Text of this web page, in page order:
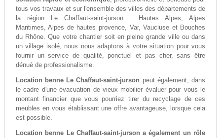
tous vos travaux et sur l'ensemble des villes des départements de
la région Le Chaffaut-saint-jurson : Hautes Alpes, Alpes
Maritimes, Alpes de hautes provence, Var, Vaucluse et Bouches
du Rhône. Que votre chantier soit en pleine grande ville ou dans
un village isolé, nous nous adaptons à votre situation pour vous
fournir un service de qualité, ponctuel et pas cher, sans être
dénué de professionalisme.
Location benne Le Chaffaut-saint-jurson peut également, dans
le cadre d'une évacuation de vieux mobilier évaluer pour vous le
montant financier que vous pourriez tirer du recyclage de ces
meubles en vous établissant une offre avantageuse, lorsque cela
est possible.
Location benne Le Chaffaut-saint-jurson a également un rôle